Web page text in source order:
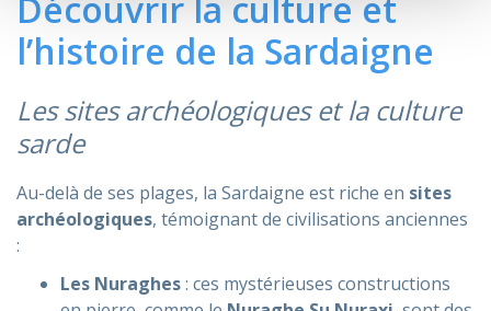
l’histoire de la Sardaigne
Les sites archéologiques et la culture
sarde
Au-delà de ses plages, la Sardaigne est riche en sites
archéologiques, témoignant de civilisations anciennes
:
Les Nuraghes: ces mystérieuses constructions